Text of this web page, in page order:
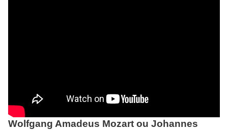
Wolfgang Amadeus Mozart ou Johannes